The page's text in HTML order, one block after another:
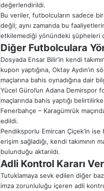
değerlendirildi.
Bu veriler, futbolcuların sadece
değil; aynı zamanda bu
etkilemediği yönündeki şüpheleri
Diğer Futbolculara
Dosyada Ensar Bilir’in kendi
kupon yaptığına, Oktay
maçlarına bahis oynadığına dair
Yücel Gürol’un Adana Demirspor
maçlarında bahis yaptığı
Fenerbahçe – Karagümrük
edildi.
Pendiksporlu Emircan Çiçek’in ise
erişim sağladığı, kendi takımının
bulunduğu aktarıldı.
Adli Kontrol Kararı
Tutuklamaya sevk edilen diğer
imza zorunluluğu içeren adli